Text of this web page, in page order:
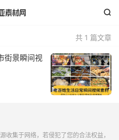

共 1 篇文章
街景瞬间视
收集于网络，若侵犯了您的合法权益，